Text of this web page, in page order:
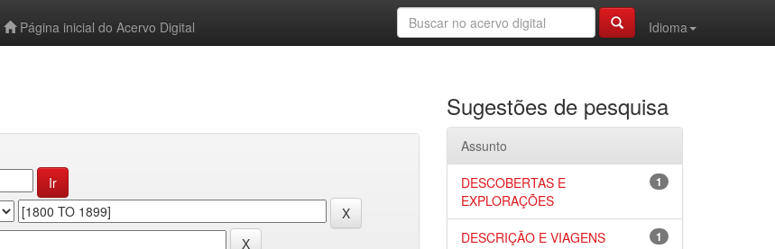
Página inicial do Acervo Digital
Idioma
Sugestões de pesquisa
Assunto
1
DESCOBERTAS E
EXPLORAÇÕES
1
DESCRIÇÃO E VIAGENS